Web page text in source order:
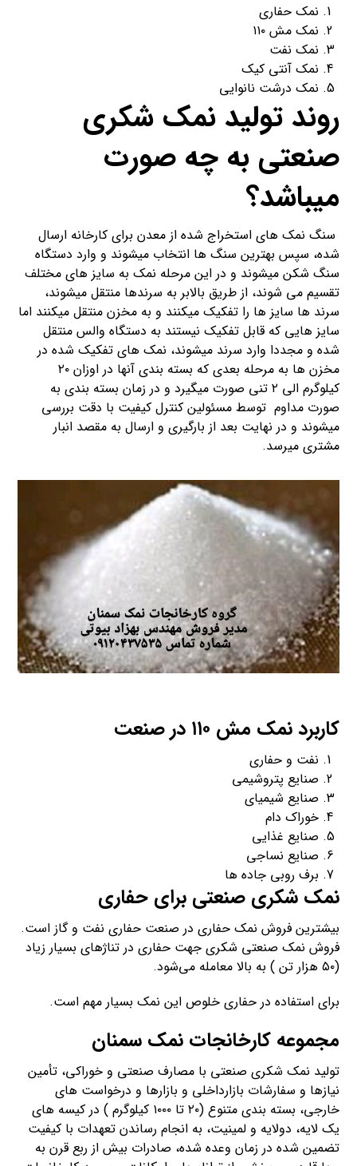
نمک حفاری
نمک مش ۱۱۰
نمک نفت
نمک آنتی کیک
نمک درشت نانوایی
روند تولید نمک شکری
صنعتی به چه صورت
میباشد؟
سنگ نمک های استخراج شده از معدن برای کارخانه ارسال
شده، سپس بهترین سنگ ها انتخاب میشوند و وارد دستگاه
سنگ شکن میشوند و در این مرحله نمک به سایز های مختلف
تقسیم می شوند، از طریق بالابر به سرندها منتقل میشوند،
سرند ها سایز ها را تفکیک میکنند و به مخزن منتقل میکنند اما
سایز هایی که قابل تفکیک نیستند به دستگاه والس منتقل
شده و مجددا وارد سرند میشوند، نمک های تفکیک شده در
مخزن ها به مرحله بعدی که بسته بندی آنها در اوزان ۲۰
کیلوگرم الی ۲ تنی صورت میگیرد و در زمان بسته بندی به
صورت مداوم توسط مسئولین کنترل کیفیت با دقت بررسی
میشوند و در نهایت بعد از بارگیری و ارسال به مقصد انبار
مشتری میرسد.
کاربرد نمک مش ۱۱۰ در صنعت
نفت و حفاری
صنایع پتروشیمی
صنایع شیمیای
خوراک دام
صنایع غذایی
صنایع نساجی
برف روبی جاده ها
نمک شکری صنعتی برای حفاری
بیشترین فروش نمک حفاری در صنعت حفاری نفت و گاز است.
فروش نمک صنعتی شکری جهت حفاری در تناژهای بسیار زیاد
(۵۰ هزار تن ) به بالا معامله می‌شود.
برای استفاده در حفاری خلوص این نمک بسیار مهم است.
مجموعه کارخانجات نمک سمنان
تولید نمک شکری صنعتی با مصارف صنعتی و خوراکی، تأمین
نیازها و سفارشات بازارداخلی و بازارها و درخواست های
خارجی، بسته بندی متنوع (۲۰ تا ۱۰۰۰ کیلوگرم ) در کیسه های
یک لایه، دولایه و لمینیت، به انجام رساندن تعهدات با کیفیت
تضمین شده در زمان وعده شده، صادرات بیش از ربع قرن به